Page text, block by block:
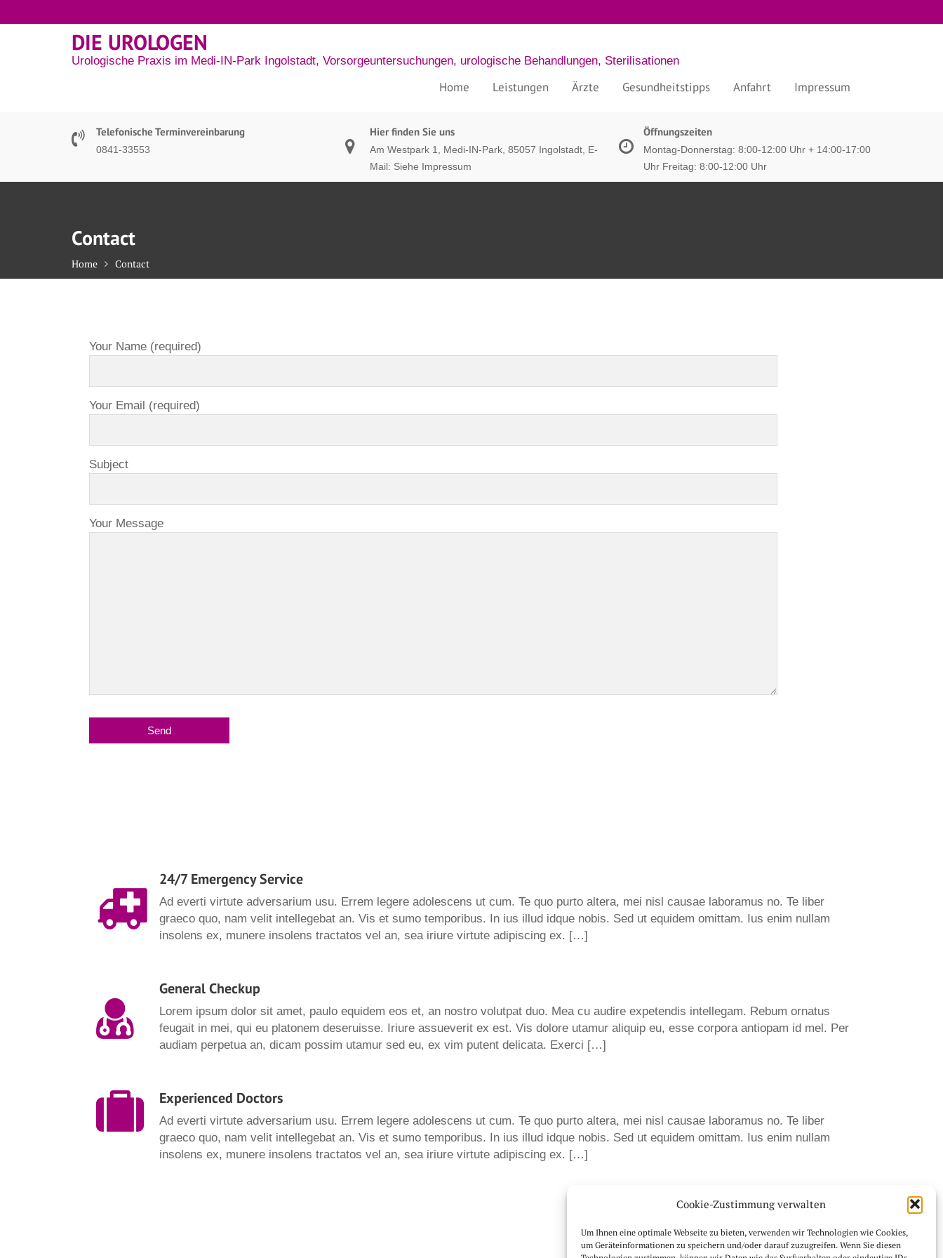
Cookie-Zustimmung verwalten
Um Ihnen eine optimale Webseite zu bieten, verwenden wir Technologien wie Cookies,
um Geräteinformationen zu speichern und/oder darauf zuzugreifen. Wenn Sie diesen
to
DIE UROLOGEN
Urologische Praxis im Medi-IN-Park Ingolstadt, Vorsorgeuntersuchungen, urologische Behandlungen, Sterilisationen
Home Leistungen Ärzte Gesundheitstipps Anfahrt Impressum
Telefonische Terminvereinbarung
0841-33553
Hier finden Sie uns
Am Westpark 1, Medi-IN-Park, 85057 Ingolstadt, E-
Mail: Siehe Impressum
Öffnungszeiten
Montag-Donnerstag: 8:00-12:00 Uhr + 14:00-17:00
Uhr Freitag: 8:00-12:00 Uhr
Contact
Home Contact
Your Name (required)
Your Email (required)
Subject
Your Message
24/7 Emergency Service
Ad everti virtute adversarium usu. Errem legere adolescens ut cum. Te quo purto altera, mei nisl causae laboramus no. Te liber
graeco quo, nam velit intellegebat an. Vis et sumo temporibus. In ius illud idque nobis. Sed ut equidem omittam. Ius enim nullam
insolens ex, munere insolens tractatos vel an, sea iriure virtute adipiscing ex. […]
General Checkup
Lorem ipsum dolor sit amet, paulo equidem eos et, an nostro volutpat duo. Mea cu audire expetendis intellegam. Rebum ornatus
feugait in mei, qui eu platonem deseruisse. Iriure assueverit ex est. Vis dolore utamur aliquip eu, esse corpora antiopam id mel. Per
audiam perpetua an, dicam possim utamur sed eu, ex vim putent delicata. Exerci […]
Experienced Doctors
Ad everti virtute adversarium usu. Errem legere adolescens ut cum. Te quo purto altera, mei nisl causae laboramus no. Te liber
graeco quo, nam velit intellegebat an. Vis et sumo temporibus. In ius illud idque nobis. Sed ut equidem omittam. Ius enim nullam
insolens ex, munere insolens tractatos vel an, sea iriure virtute adipiscing ex. […]